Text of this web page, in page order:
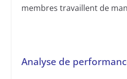
membres travaillent de
Analyse de